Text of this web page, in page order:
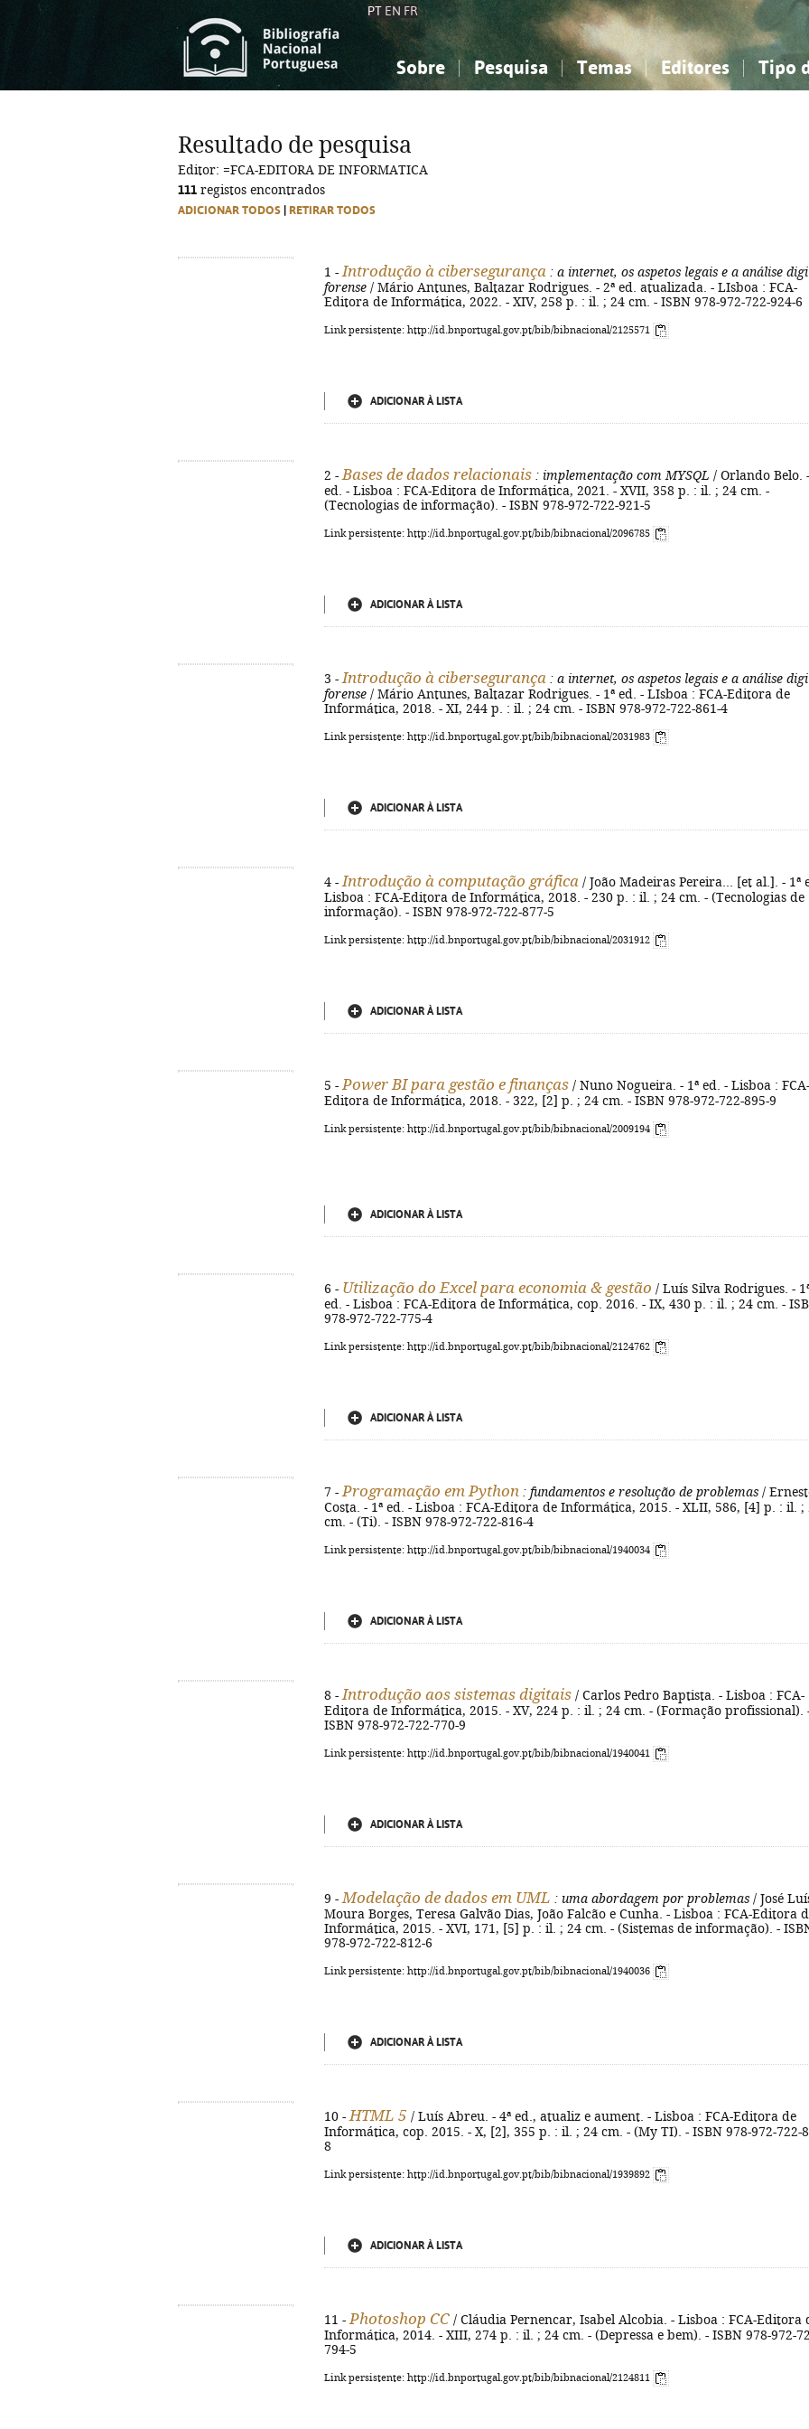
PT EN FR
Sobre Pesquisa Temas
Ciências sociais...
Editores Tipo
Ciências sociais...
Resultado de pesquisa
Editor: =FCA-EDITORA DE INFORMATICA
111 registos encontrados
ADICIONAR TODOS RETIRAR TODOS
1 - Introdução à cibersegurança : a internet, os aspetos legais e a análise
forense / Mário Antunes, Baltazar Rodrigues. - 2ª ed. atualizada. - LIsboa : FCA-
Editora de Informática, 2022. - XIV, 258 p. : il. ; 24 cm. - ISBN 978-972-722-924-6
Link persistente: http://id.bnportugal.gov.pt/bib/bibnacional/2125571
ADICIONAR À LISTA
2 - Bases de dados relacionais : implementação com MYSQL / Orlando Belo.
ed. - Lisboa : FCA-Editora de Informática, 2021. - XVII, 358 p. : il. ; 24 cm. -
(Tecnologias de informação). - ISBN 978-972-722-921-5
Link persistente: http://id.bnportugal.gov.pt/bib/bibnacional/2096785
ADICIONAR À LISTA
3 - Introdução à cibersegurança : a internet, os aspetos legais e a análise
forense / Mário Antunes, Baltazar Rodrigues. - 1ª ed. - LIsboa : FCA-Editora de
Informática, 2018. - XI, 244 p. : il. ; 24 cm. - ISBN 978-972-722-861-4
Link persistente: http://id.bnportugal.gov.pt/bib/bibnacional/2031983
ADICIONAR À LISTA
4 - Introdução à computação gráfica / João Madeiras Pereira... [et al.]. - 1ª
Lisboa : FCA-Editora de Informática, 2018. - 230 p. : il. ; 24 cm. - (Tecnologias de
informação). - ISBN 978-972-722-877-5
Link persistente: http://id.bnportugal.gov.pt/bib/bibnacional/2031912
ADICIONAR À LISTA
5 - Power BI para gestão e finanças / Nuno Nogueira. - 1ª ed. - Lisboa : FCA-
Editora de Informática, 2018. - 322, [2] p. ; 24 cm. - ISBN 978-972-722-895-9
Link persistente: http://id.bnportugal.gov.pt/bib/bibnacional/2009194
ADICIONAR À LISTA
6 - Utilização do Excel para economia & gestão / Luís Silva Rodrigues. -
ed. - Lisboa : FCA-Editora de Informática, cop. 2016. - IX, 430 p. : il. ; 24 cm. -
978-972-722-775-4
Link persistente: http://id.bnportugal.gov.pt/bib/bibnacional/2124762
ADICIONAR À LISTA
7 - Programação em Python : fundamentos e resolução de problemas /
Costa. - 1ª ed. - Lisboa : FCA-Editora de Informática, 2015. - XLII, 586, [4] p. : il. ;
cm. - (Ti). - ISBN 978-972-722-816-4
Link persistente: http://id.bnportugal.gov.pt/bib/bibnacional/1940034
ADICIONAR À LISTA
8 - Introdução aos sistemas digitais / Carlos Pedro Baptista. - Lisboa : FCA-
Editora de Informática, 2015. - XV, 224 p. : il. ; 24 cm. - (Formação profissional).
ISBN 978-972-722-770-9
Link persistente: http://id.bnportugal.gov.pt/bib/bibnacional/1940041
ADICIONAR À LISTA
9 - Modelação de dados em UML : uma abordagem por problemas / José
Moura Borges, Teresa Galvão Dias, João Falcão e Cunha. - Lisboa : FCA-Editora
Informática, 2015. - XVI, 171, [5] p. : il. ; 24 cm. - (Sistemas de informação). -
978-972-722-812-6
Link persistente: http://id.bnportugal.gov.pt/bib/bibnacional/1940036
ADICIONAR À LISTA
10 - HTML 5 / Luís Abreu. - 4ª ed., atualiz e aument. - Lisboa : FCA-Editora de
Informática, cop. 2015. - X, [2], 355 p. : il. ; 24 cm. - (My TI). - ISBN 978-972-722-
8
Link persistente: http://id.bnportugal.gov.pt/bib/bibnacional/1939892
ADICIONAR À LISTA
11 - Photoshop CC / Cláudia Pernencar, Isabel Alcobia. - Lisboa : FCA-Editora
Informática, 2014. - XIII, 274 p. : il. ; 24 cm. - (Depressa e bem). - ISBN 978-972-
794-5
Link persistente: http://id.bnportugal.gov.pt/bib/bibnacional/2124811